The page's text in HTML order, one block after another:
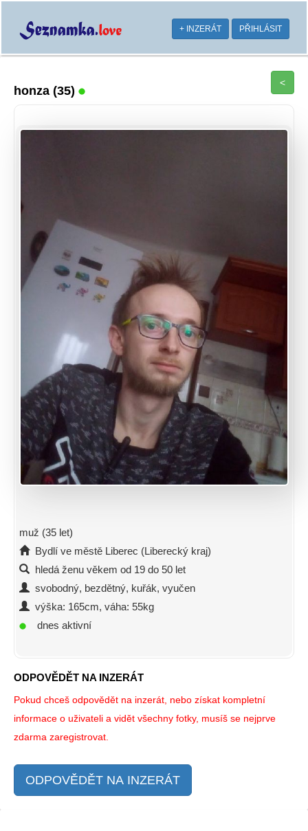
+ INZERÁT PŘIHLÁSIT
honza (35)
<
muž (35 let)
Bydlí ve městě Liberec (Liberecký kraj)
hledá ženu věkem od 19 do 50 let
svobodný, bezdětný, kuřák, vyučen
výška: 165cm, váha: 55kg
dnes aktivní
ODPOVĚDĚT NA INZERÁT
Pokud chceš odpovědět na inzerát, nebo získat kompletní
informace o uživateli a vidět všechny fotky, musíš se nejprve
zdarma zaregistrovat.
ODPOVĚDĚT NA INZERÁT